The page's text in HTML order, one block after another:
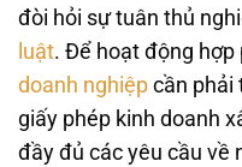
đòi hỏi sự tuân thủ
luật. Để hoạt động hợp
doanh nghiệp cần phải
giấy phép kinh doanh
đầy đủ các yêu cầu về